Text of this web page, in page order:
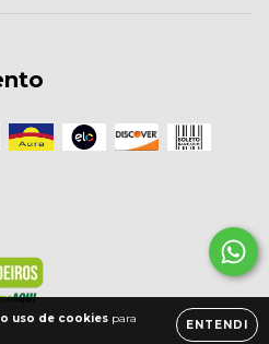
uso de cookies para
ENTENDI